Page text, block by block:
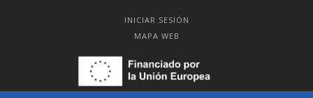
INICIAR SESIÓN
MAPA WEB